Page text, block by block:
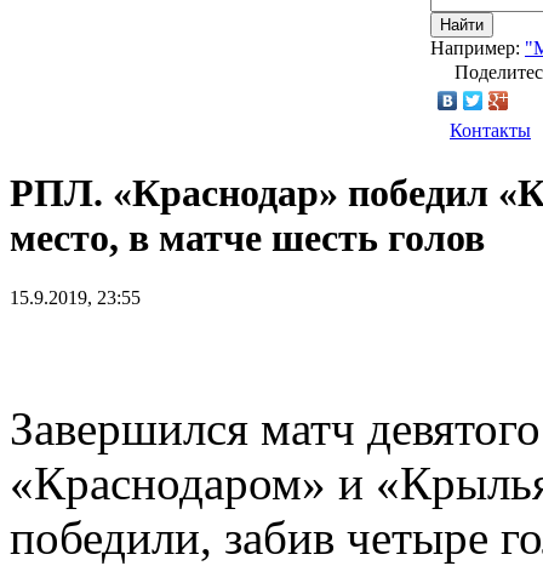
Найти
Например:
Контакты
РПЛ. «Краснодар» победил
место, в матче шесть голов
15.9.2019, 23:55
Завершился матч
«Краснодаром» и
победили, забив четыре